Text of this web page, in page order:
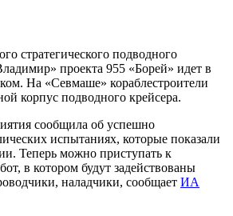
стратегического подводного
проекта 955 «Борей» идет в
На «Севмаше» кораблестроители
корпус подводного крейсера.
сообщила об успешно
испытаниях, которые показали
Теперь можно приступать к
в котором будут задействованы
наладчики, сообщает ИА